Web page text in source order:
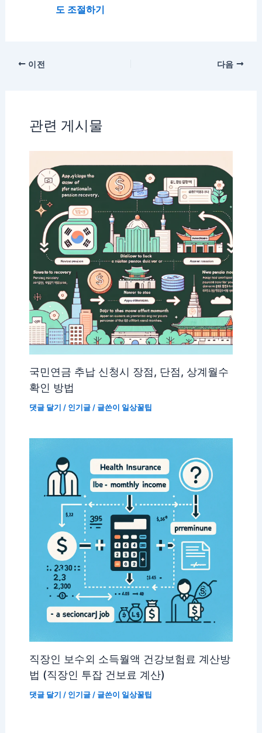
도 조절하기
이전 다음
관련 게시물
국민연금 추납 신청시 장점, 단점, 상계월수
확인 방법
댓글 달기 / 인기글/ 글쓴이 일상꿀팁
직장인 보수외 소득월액 건강보험료 계산방
법 (직장인 투잡 건보료 계산)
댓글 달기 / 인기글/ 글쓴이 일상꿀팁